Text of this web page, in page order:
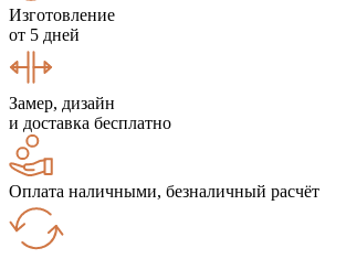
Изготовление
от 5 дней
Замер, дизайн
и доставка бесплатно
Оплата наличными, безналичный расчёт